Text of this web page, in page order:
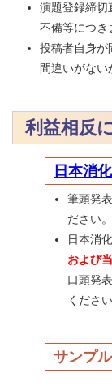
演題登録締切
不備等につき
投稿者自身が
間違いがな
利益相反
日本消
筆頭発
ださい。
日本消
および
口頭発
くださ
サンプ